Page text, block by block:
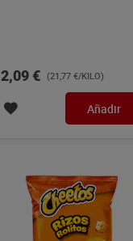
2,09 € (21,77 €/KILO)
Añadir